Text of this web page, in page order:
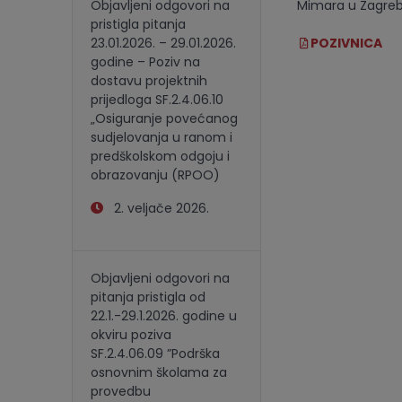
Objavljeni odgovori na
pristigla pitanja
23.01.2026. – 29.01.2026.
godine – Poziv na
dostavu projektnih
prijedloga SF.2.4.06.10
„Osiguranje povećanog
sudjelovanja u ranom i
predškolskom odgoju i
obrazovanju (RPOO)
2. veljače 2026.
Objavljeni odgovori na
pitanja pristigla od
22.1.-29.1.2026. godine u
okviru poziva
SF.2.4.06.09 ”Podrška
osnovnim školama za
provedbu
Mimara u
POZIVNICA